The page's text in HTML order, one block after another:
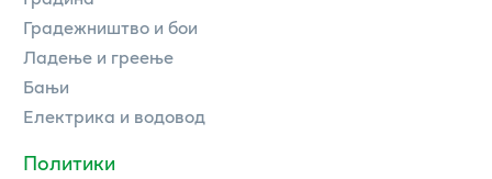
Градежништво и бои
Ладење и греење
Бањи
Електрика и водовод
Политики